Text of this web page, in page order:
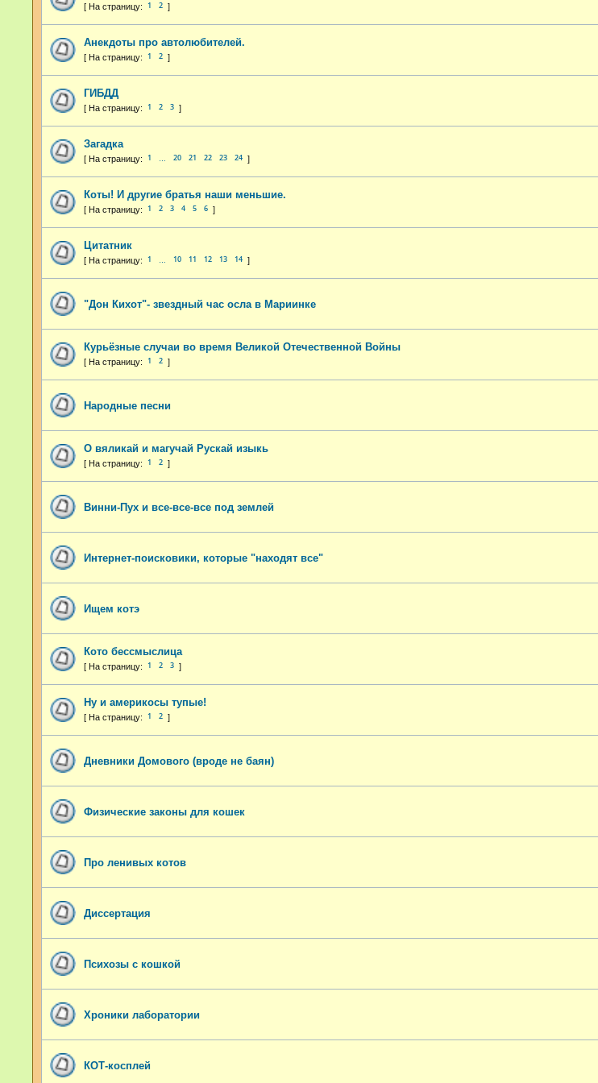
1 2
Анекдоты про автолюбителей.
1 2
ГИБДД
1 2 3
Загадка
1 20 21 22 23 24
Коты! И другие братья наши меньшие.
1 2 3 4 5 6
Цитатник
1 10 11 12 13 14
"Дон Кихот"- звездный час осла в Мариинке
Курьёзные случаи во время Великой Отечественной Войны
1 2
Народные песни
О вяликай и магучай Рускай изыкь
1 2
Винни-Пух и все-все-все под землей
Интернет-поисковики, которые "находят все"
Ищем котэ
Кото бессмыслица
1 2 3
Ну и америкосы тупые!
1 2
Дневники Домового (вроде не баян)
Физические законы для кошек
Про ленивых котов
Диссертация
Психозы с кошкой
Хроники лаборатории
КОТ-косплей